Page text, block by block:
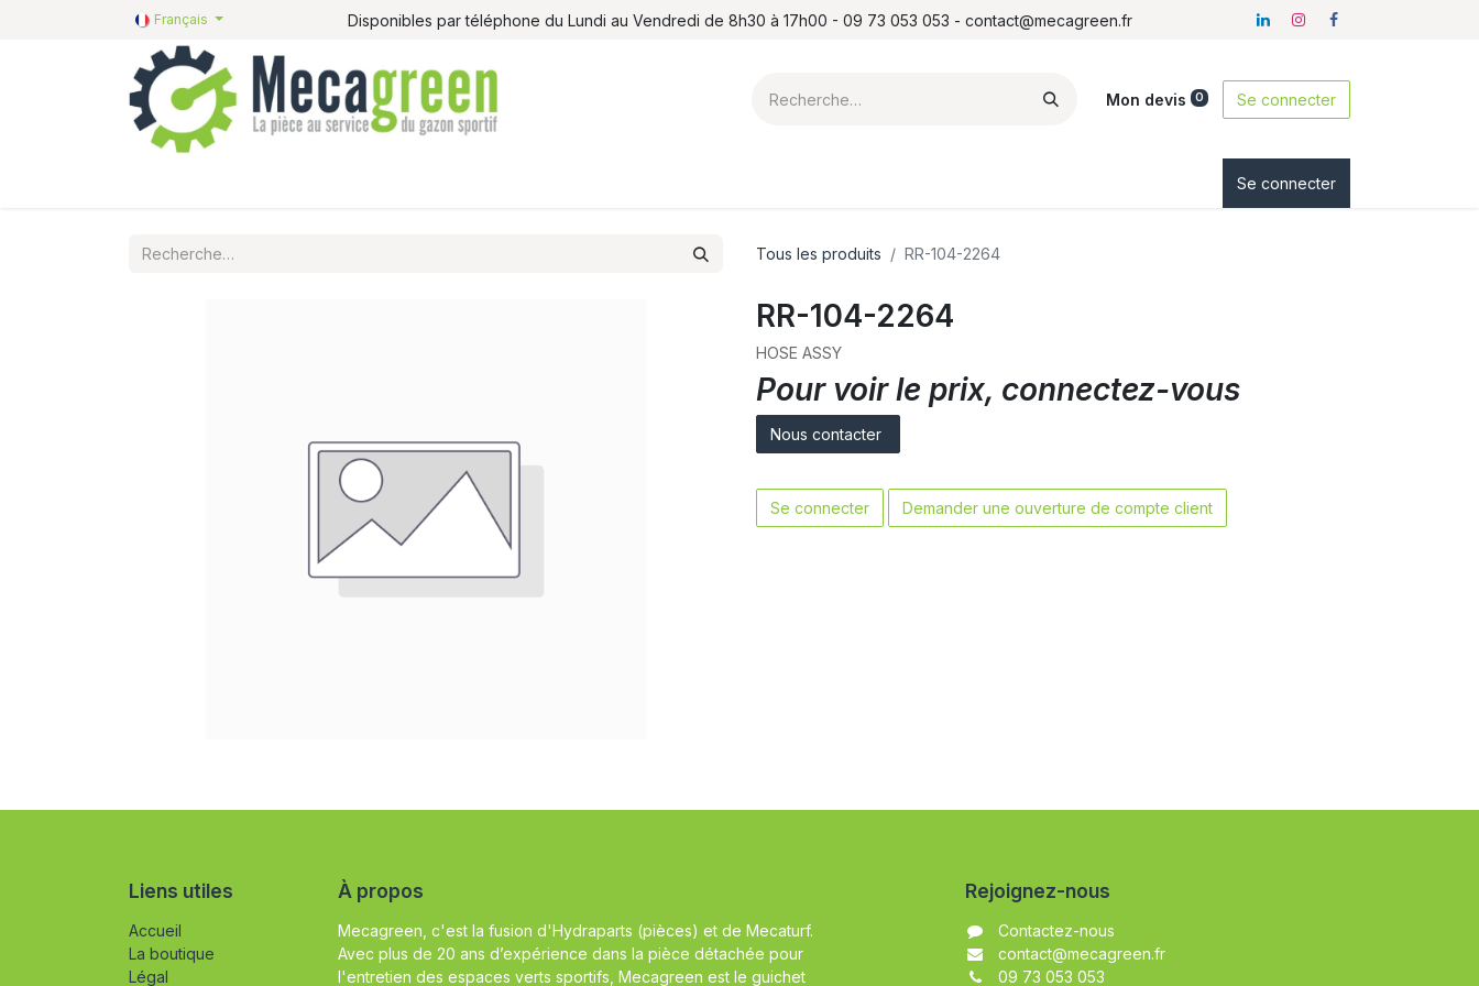
Français Disponibles par téléphone du Lundi au Vendredi de 8h30 à 17h00 - 09 73 053 053 - contact@mecagreen.fr
Mon devis 0 Se connecter
Se connecter
Tous les produits RR-104-2264
RR-104-2264
HOSE ASSY
Pour voir le prix, connectez-vous
Nous contacter
Se connecter Demander une ouverture de compte client
Liens utiles
Accueil
La boutique
Légal
À propos
Mecagreen, c'est la fusion d'Hydraparts (pièces) et de Mecaturf.
Avec plus de 20 ans d’expérience dans la pièce détachée pour
l'entretien des espaces verts sportifs, Mecagreen est le guichet
Rejoignez-nous
Contactez-nous
contact@mecagreen.fr
09 73 053 053